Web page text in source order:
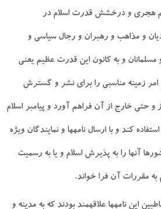
هجرى و درخشش قدرت اسلام در
و مذاهب و رهبران و رجال سياسى و
و به كانون اين قدرت عظيم يعنى
امر زمينه مناسبى را براى نشر و گسترش
و حتى خارج از آن فراهم آورد و پيامبر اسلام
كند و با ارسال نامه‏ها و نمايندگان ويژه
آنها را به پذيرش اسلام و يا به رسميت
به مقررات آن فرا خواند.
اين نامه‏ها علاقه‏مند بودند كه به مدينه و